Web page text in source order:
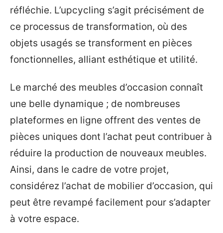
réfléchie. L’upcycling s’agit précisément de
ce processus de transformation, où des
objets usagés se transforment en pièces
fonctionnelles, alliant esthétique et utilité.
Le marché des meubles d’occasion connaît
une belle dynamique ; de nombreuses
plateformes en ligne offrent des ventes de
pièces uniques dont l’achat peut contribuer à
réduire la production de nouveaux meubles.
Ainsi, dans le cadre de votre projet,
considérez l’achat de mobilier d’occasion, qui
peut être revampé facilement pour s’adapter
à votre espace.